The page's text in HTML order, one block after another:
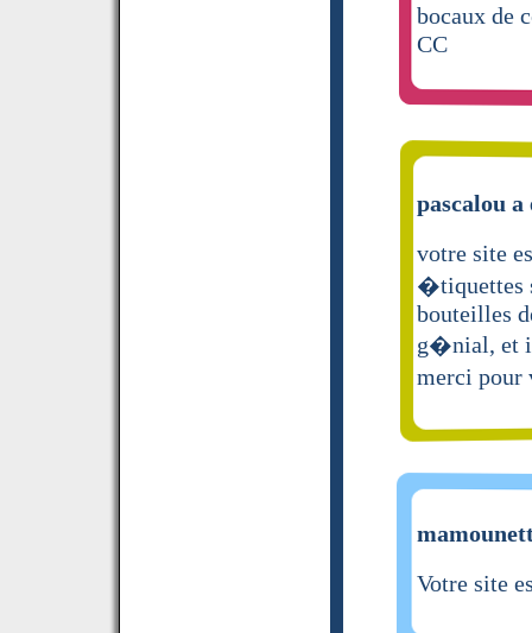
bocaux
CC
pascalou
votre site
�tiquettes
bouteilles
g�nial, et
merci
Votre site